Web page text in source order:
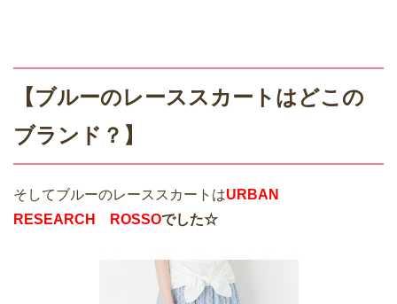
【ブルーのレーススカートはどこの
ブランド？】
そしてブルーのレーススカートはURBAN
RESEARCH ROSSOでした☆